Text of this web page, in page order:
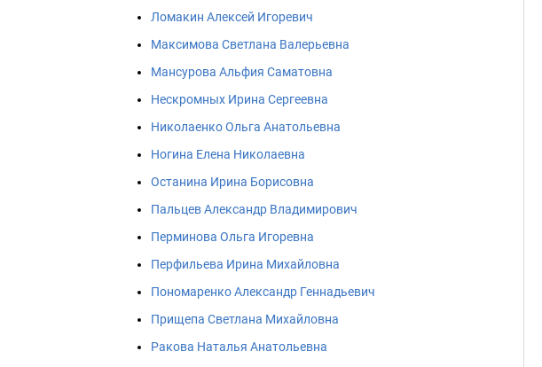
Ломакин Алексей Игоревич
Максимова Светлана Валерьевна
Мансурова Альфия Саматовна
Нескромных Ирина Сергеевна
Николаенко Ольга Анатольевна
Ногина Елена Николаевна
Останина Ирина Борисовна
Пальцев Александр Владимирович
Перминова Ольга Игоревна
Перфильева Ирина Михайловна
Пономаренко Александр Геннадьевич
Прищепа Светлана Михайловна
Ракова Наталья Анатольевна